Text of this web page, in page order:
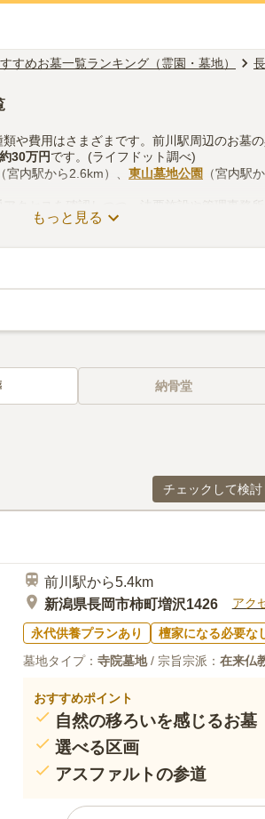
すめお墓一覧ランキング（霊園・墓地）
や費用はさまざまです。前川駅周辺のお墓の
30万円です。(ライフドット調べ)
（宮内駅から2.6km）、 東山墓地公園 （宮内駅
クセスを確認しつつ、法要施設や管理事務
う。資料請求や見学予約が無料でできます
もっと見る
納骨堂
チェックして検
前川駅から5.4km
新潟県長岡市柿町増沢1426
アク
永代供養プランあり 檀家になる必要な
墓地タイプ： 寺院墓地/ 宗旨宗派： 在来仏
おすすめポイント
自然の移ろいを感じるお墓
選べる区画
アスファルトの参道